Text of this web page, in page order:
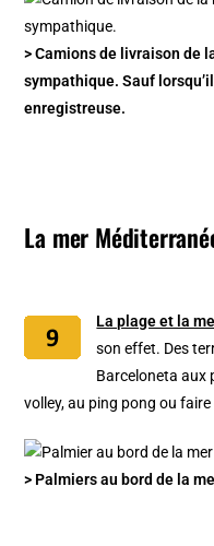
> Camions de livraison de
sympathique. Sauf
enregistreuse.
La mer
La plage et la
son effet. Des
Barceloneta aux
volley, au ping pong ou
> Palmiers au bord de la